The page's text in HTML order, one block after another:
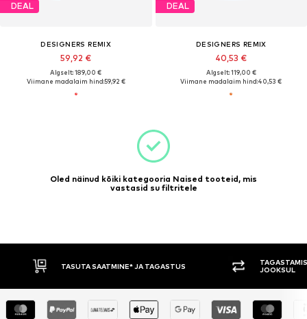
DEAL
DESIGNERS REMIX
59,92 €
Algselt: 189,00 €
Viimane madalaim hind:59,92 €
DEAL
DESIGNERS REMIX
40,53 €
Algselt: 119,00 €
Viimane madalaim hind:40,53 €
Oled näinud kõiki kategooria Naised tooteid, mis
vastasid su filtritele
TASUTA SAATMINE* JA TAGASTUS
JOOKSUL